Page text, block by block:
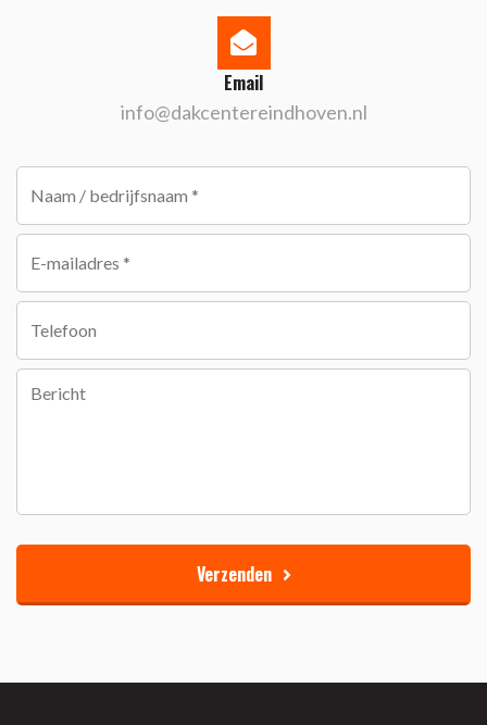
Email
info@dakcentereindhoven.nl
Verzenden